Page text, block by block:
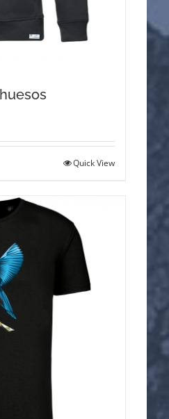
Quick View